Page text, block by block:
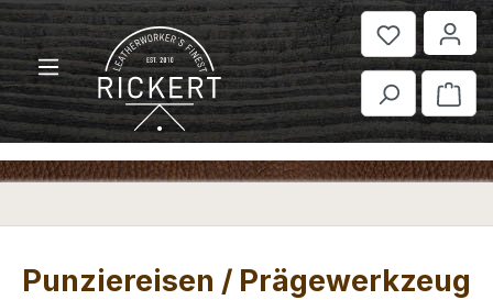
Zum Hauptinhalt springen
Punziereisen / Prägewerkzeug